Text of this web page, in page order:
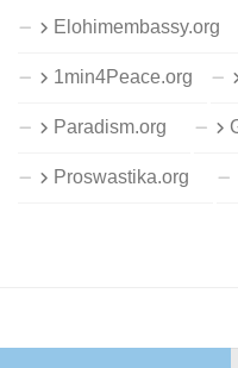
Elohimembassy.org
1min4Peace.org
Paradism.org
Proswastika.org